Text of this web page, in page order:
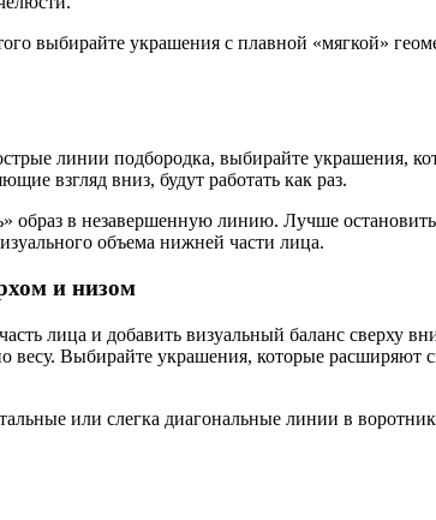
выбирайте украшения с плавной «мягкой»
линии подбородка, выбирайте украшения,
взгляд вниз, будут работать как раз.
образ в незавершенную линию. Лучше
объема нижней части лица.
и низом
лица и добавить визуальный баланс сверху
Выбирайте украшения, которые расширяют
или слегка диагональные линии в